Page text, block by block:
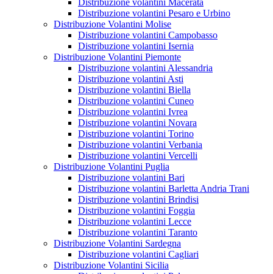
Distribuzione volantini Macerata
Distribuzione volantini Pesaro e Urbino
Distribuzione Volantini Molise
Distribuzione volantini Campobasso
Distribuzione volantini Isernia
Distribuzione Volantini Piemonte
Distribuzione volantini Alessandria
Distribuzione volantini Asti
Distribuzione volantini Biella
Distribuzione volantini Cuneo
Distribuzione volantini Ivrea
Distribuzione volantini Novara
Distribuzione volantini Torino
Distribuzione volantini Verbania
Distribuzione volantini Vercelli
Distribuzione Volantini Puglia
Distribuzione volantini Bari
Distribuzione volantini Barletta Andria Trani
Distribuzione volantini Brindisi
Distribuzione volantini Foggia
Distribuzione volantini Lecce
Distribuzione volantini Taranto
Distribuzione Volantini Sardegna
Distribuzione volantini Cagliari
Distribuzione Volantini Sicilia